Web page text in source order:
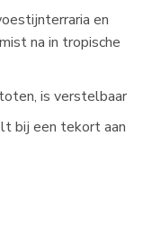
en
na in tropische
is verstelbaar
bij een tekort aan